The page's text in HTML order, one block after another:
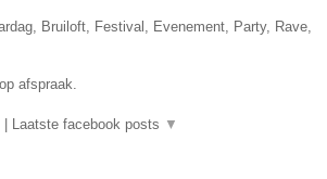
Bruiloft, Festival, Evenement, Party, Rave,
afspraak.
Laatste facebook posts ▼